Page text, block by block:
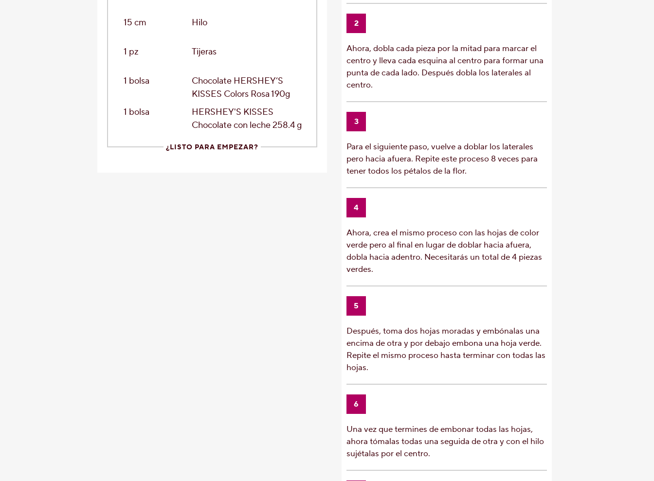
15 cm Hilo
1 pz Tijeras
1 bolsa
Chocolate HERSHEY’S
KISSES Colors Rosa 190g
1 bolsa
HERSHEY'S KISSES
Chocolate con leche 258.4 g
¿LISTO PARA EMPEZAR?
2
Ahora, dobla cada pieza por la mitad para marcar el
centro y lleva cada esquina al centro para formar una
punta de cada lado. Después dobla los laterales al
centro.
3
Para el siguiente paso, vuelve a doblar los laterales
pero hacia afuera. Repite este proceso 8 veces para
tener todos los pétalos de la flor.
4
Ahora, crea el mismo proceso con las hojas de color
verde pero al final en lugar de doblar hacia afuera,
dobla hacia adentro. Necesitarás un total de 4 piezas
verdes.
5
Después, toma dos hojas moradas y embónalas una
encima de otra y por debajo embona una hoja verde.
Repite el mismo proceso hasta terminar con todas las
hojas.
6
Una vez que termines de embonar todas las hojas,
ahora tómalas todas una seguida de otra y con el hilo
sujétalas por el centro.